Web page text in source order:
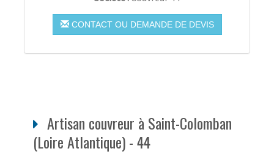
CONTACT OU DEMANDE DE DEVIS
Artisan couvreur à Saint-Colomban
(Loire Atlantique) - 44